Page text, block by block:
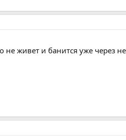
не живет и банится уже через